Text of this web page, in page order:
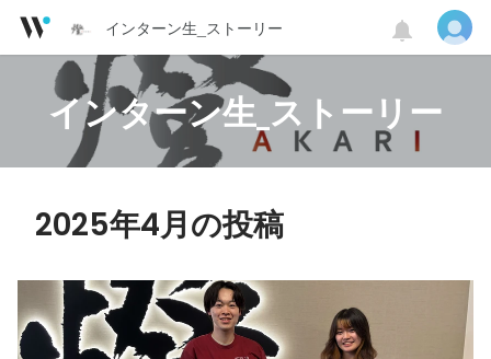
インターン生_ストーリー
インターン生_ストーリー
2025年4月の投稿